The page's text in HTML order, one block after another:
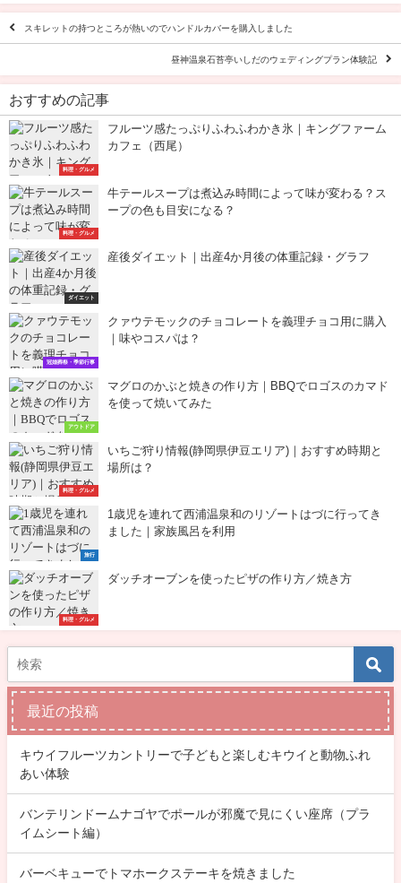
スキレットの持つところが熱いのでハンドルカバーを購入しました
昼神温泉石苔亭いしだのウェディングプラン体験記
おすすめの記事
料理・グルメ
フルーツ感たっぷりふわふわかき氷｜キングファーム
カフェ（西尾）
料理・グルメ
牛テールスープは煮込み時間によって味が変わる？ス
ープの色も目安になる？
ダイエット
産後ダイエット｜出産4か月後の体重記録・グラフ
冠婚葬祭・季節行事
クァウテモックのチョコレートを義理チョコ用に購入
｜味やコスパは？
アウトドア
マグロのかぶと焼きの作り方｜BBQでロゴスのカマド
を使って焼いてみた
料理・グルメ
いちご狩り情報(静岡県伊豆エリア)｜おすすめ時期と
場所は？
旅行
1歳児を連れて西浦温泉和のリゾートはづに行ってき
ました｜家族風呂を利用
料理・グルメ
ダッチオーブンを使ったピザの作り方／焼き方
最近の投稿
キウイフルーツカントリーで子どもと楽しむキウイと動物ふれ
あい体験
バンテリンドームナゴヤでポールが邪魔で見にくい座席（プラ
イムシート編）
バーベキューでトマホークステーキを焼きました